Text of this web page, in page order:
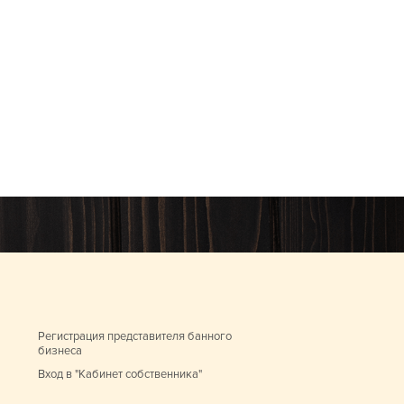
Регистрация представителя банного
бизнеса
Вход в "Кабинет собственника"